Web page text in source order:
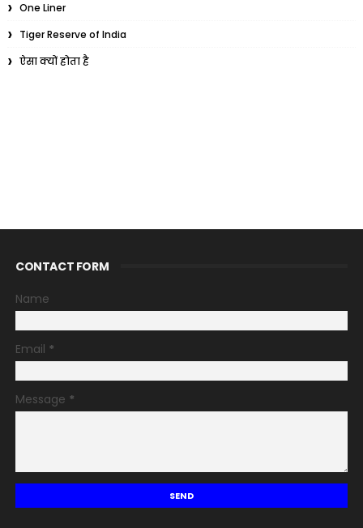
One Liner
Tiger Reserve of India
ऐसा क्यों होता है
CONTACT FORM
Name
Email *
Message *